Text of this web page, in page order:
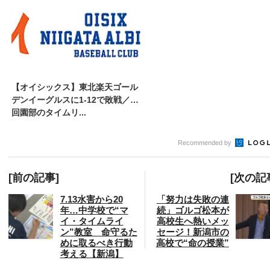
【オイシックス】東北楽天ゴール
デンイーグルスに1-12で敗戦／1
回園部のタイムリ...
Recommended by
[前の記事]
7.13水害から20
年…中学校で“マ
イ・タイムライ
ン”教室 命守るた
めに取るべき行動
考える【新潟】
[次の記
「努力は失敗の連
続」ゴルゴ松本が
高校生へ熱いメッ
セージ！新潟市の
高校で“命の授業”